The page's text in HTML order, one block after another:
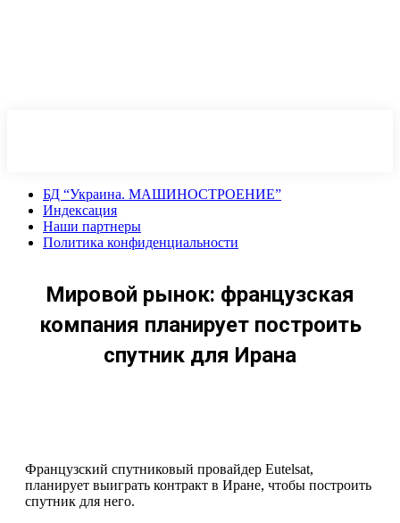
БД “Украина. МАШИНОСТРОЕНИЕ”
Индекcация
Наши партнеры
Политика конфиденциальности
Мировой рынок: французская
компания планирует построить
спутник для Ирана
Французский спутниковый провайдер Eutelsat,
планирует выиграть контракт в Иране, чтобы построить
спутник для него.